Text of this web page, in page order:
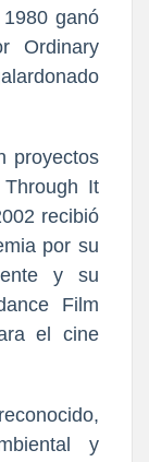
ganó
Ordinary
proyectos
It
recibió
por su
y su
Film
el cine
y